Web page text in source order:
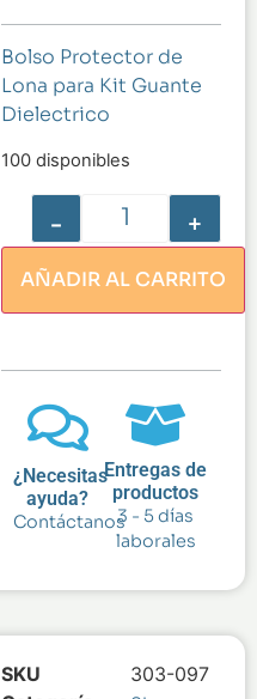
Bolso Protector de
Lona para Kit Guante
Dielectrico
100 disponibles
- +
AÑADIR AL CARRITO
¿Necesitas
ayuda?
Contáctanos
Entregas de
productos
3 - 5 días
laborales
SKU
303-097